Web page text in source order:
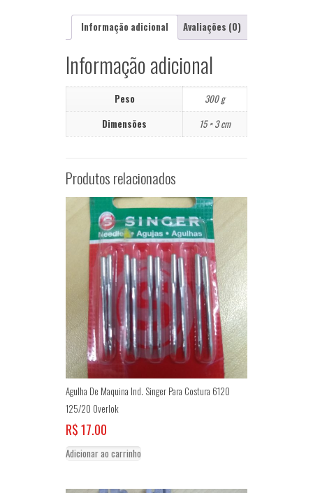
Informação adicional Avaliações (0)
Informação adicional
Peso
300 g
Dimensões
15 × 3 cm
Produtos relacionados
Agulha De Maquina Ind. Singer Para Costura 6120
125/20 Overlok
R$17.00
Adicionar ao carrinho